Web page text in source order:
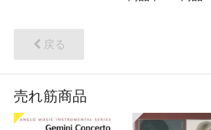
戻る
売れ筋商品